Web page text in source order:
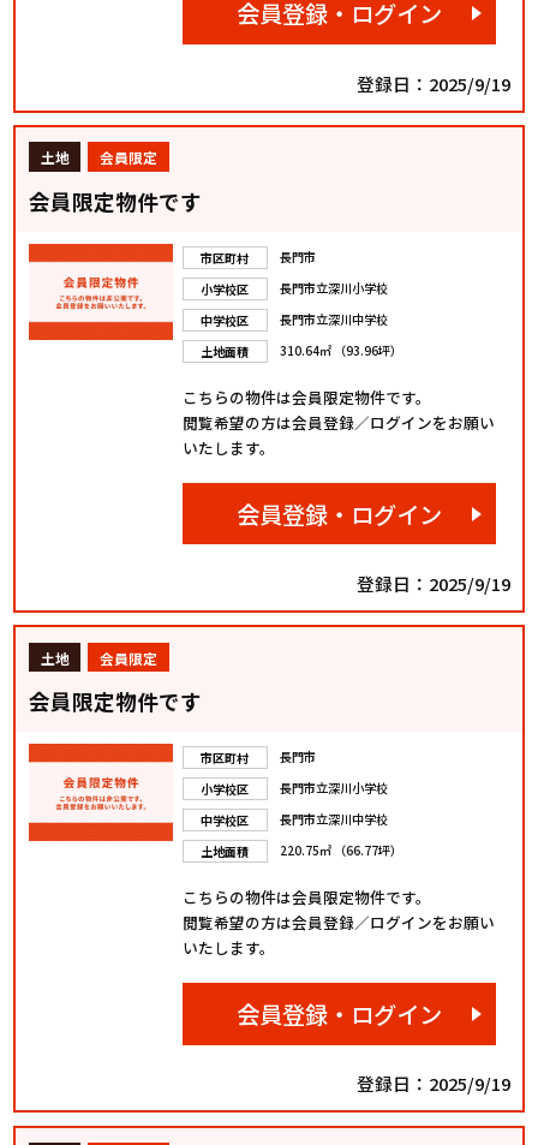
会員登録・ログイン
登録日：2025/9/19
土地 会員限定
会員限定物件です
市区町村
長門市
小学校区
長門市立深川小学校
中学校区
長門市立深川中学校
土地面積
310.64㎡ （93.96坪）
こちらの物件は会員限定物件です。
閲覧希望の方は会員登録／ログインをお願い
いたします。
会員登録・ログイン
登録日：2025/9/19
土地 会員限定
会員限定物件です
市区町村
長門市
小学校区
長門市立深川小学校
中学校区
長門市立深川中学校
土地面積
220.75㎡ （66.77坪）
こちらの物件は会員限定物件です。
閲覧希望の方は会員登録／ログインをお願い
いたします。
会員登録・ログイン
登録日：2025/9/19